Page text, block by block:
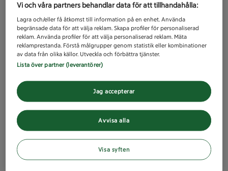
Vi och våra partners behandlar data för att tillhandahålla:
Lagra och/eller få åtkomst till information på en enhet. Använda
begränsade data för att välja reklam. Skapa profiler för personaliserad
reklam. Använda profiler för att välja personaliserad reklam. Mäta
reklamprestanda. Förstå målgrupper genom statistik eller kombinationer
av data från olika källor. Utveckla och förbättra tjänster.
Lista över partner (leverantörer)
Avvisa alla
Jag accepterar
Visa syften